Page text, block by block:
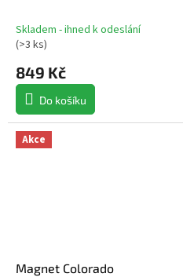
Black
Skladem - ihned k odeslání
(>3 ks)
849 Kč
Do košíku
Akce
Magnet Colorado